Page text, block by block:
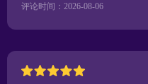
评论时间：2026-08-06